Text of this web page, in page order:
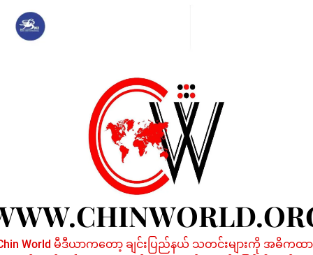
content
World မီဒီယာကတော့ ချင်းပြည်နယ် သတင်းများကို အဓိကထာ